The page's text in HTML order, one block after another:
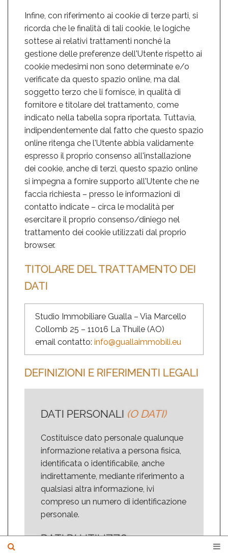
Infine, con riferimento ai cookie di terze parti, si
ricorda che le finalità di tali cookie, le logiche
sottese ai relativi trattamenti nonché la
gestione delle preferenze dell'Utente rispetto ai
cookie medesimi non sono determinate e/o
verificate da questo spazio online, ma dal
soggetto terzo che li fornisce, in qualità di
fornitore e titolare del trattamento, come
indicato nella tabella sopra riportata. Tuttavia,
indipendentemente dal fatto che questo spazio
online ritenga che l'Utente abbia validamente
espresso il proprio consenso all'installazione
dei cookie, anche di terzi, questo spazio online
si impegna a fornire supporto all'Utente che ne
faccia richiesta – presso le informazioni di
contatto indicate – circa le modalità per
esercitare il proprio consenso/diniego nel
trattamento dei cookie utilizzati dal proprio
browser.
TITOLARE DEL TRATTAMENTO DEI
DATI
Studio Immobiliare Gualla – Via Marcello
Collomb 25 – 11016 La Thuile (AO)
email contatto: info@guallaimmobili.eu
DEFINIZIONI E RIFERIMENTI LEGALI
DATI PERSONALI (O DATI)
Costituisce dato personale qualunque
informazione relativa a persona fisica,
identificata o identificabile, anche
indirettamente, mediante riferimento a
qualsiasi altra informazione, ivi
compreso un numero di identificazione
personale.
DATI DI UTILIZZO